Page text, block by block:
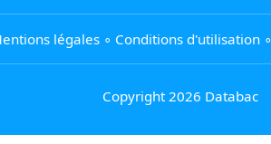
légales∘ Conditions d'utilisation∘
Copyright 2026 Databac